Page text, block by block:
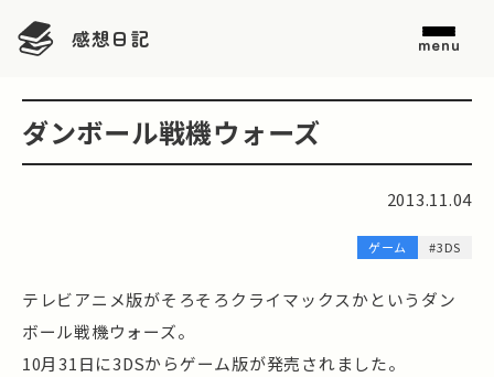
感想日記 menu
ダンボール戦機ウォーズ
2013.11.04
ゲーム #3DS
テレビアニメ版がそろそろクライマックスかというダン
ボール戦機ウォーズ。
10月31日に3DSからゲーム版が発売されました。